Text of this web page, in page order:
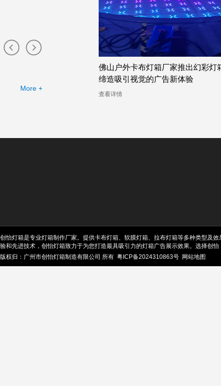
More +
佛山户外卡布灯箱厂家推出幻彩灯
缔造吸引视觉的广告新体验
查看详情
创怡灯箱是专业灯箱制作厂家。提供卡布灯箱、软膜灯箱、拉布灯箱等多种类型及
验和先进技术，创怡灯箱致力于为您打造最具吸引力的灯箱广告展示效果。选择创怡
版权归：广州市创怡灯箱制造有限公司 所有 粤ICP备2024310863号 网站地图